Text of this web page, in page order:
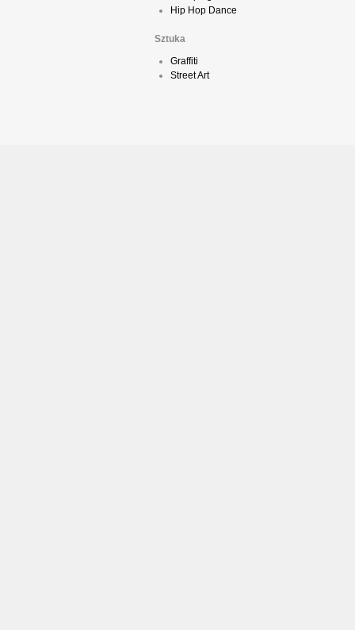
Hip Hop Dance
Sztuka
Graffiti
Street Art